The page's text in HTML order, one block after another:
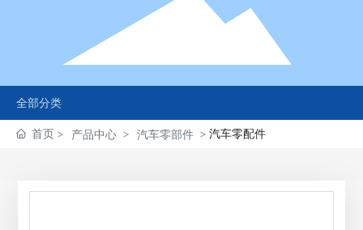
全部分类
首页 产品中心 汽车零部件 汽车零配件